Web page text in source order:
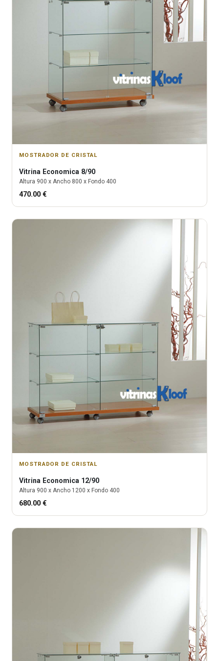
MOSTRADOR DE CRISTAL
Vitrina Economica 8/90
Altura 900 x Ancho 800 x Fondo 400
470.00 €
MOSTRADOR DE CRISTAL
Vitrina Economica 12/90
Altura 900 x Ancho 1200 x Fondo 400
680.00 €